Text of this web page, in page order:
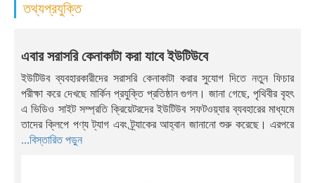
তথ্যপ্রযুক্তি
এবার সরাসরি কেনাকাটা করা যাবে ইউটিউবে
ইউটিউব ব্যবহারকারীদের সরাসরি কেনাকাটা করার সুযোগ দিতে নতুন ফিচার
পরীক্ষা করে দেখছে মার্কিন প্রযুক্তি প্রতিষ্ঠান গুগল। জানা গেছে, পৃথিবীর বৃহৎ
এ ভিডিও সাইট সম্প্রতি ক্রিয়েটরদের ইউটিউব সফটওয়্যার ব্যবহারের মাধ্যমে
তাদের ক্লিপে পণ্য ট্যাগ এবং ট্র্যাকের আহ্বান জানানো শুরু করেছে। এরপরে
...বিস্তারিত পড়ুন